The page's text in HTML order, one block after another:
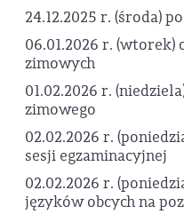
24.12.2025 r. (środa)
06.01.2026 r.
zimowych
01.02.2026 r.
zimowego
02.02.2026 r.
sesji egzaminacyjnej
02.02.2026 r.
języków obcych na